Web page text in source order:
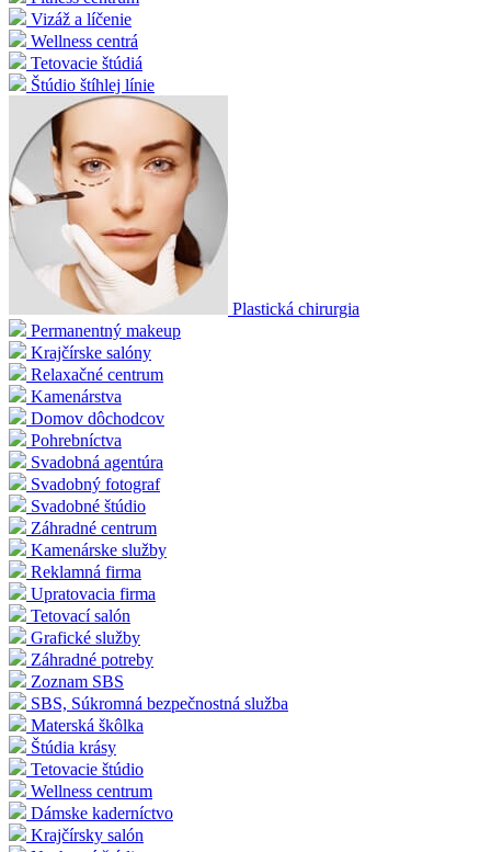
Vizáž a líčenie
Wellness centrá
Tetovacie štúdiá
Štúdio štíhlej línie
Plastická chirurgia
Permanentný makeup
Krajčírske salóny
Relaxačné centrum
Kamenárstva
Domov dôchodcov
Pohrebníctva
Svadobná agentúra
Svadobný fotograf
Svadobné štúdio
Záhradné centrum
Kamenárske služby
Reklamná firma
Upratovacia firma
Tetovací salón
Grafické služby
Záhradné potreby
Zoznam SBS
SBS, Súkromná bezpečnostná služba
Materská škôlka
Štúdia krásy
Tetovacie štúdio
Wellness centrum
Dámske kaderníctvo
Krajčírsky salón